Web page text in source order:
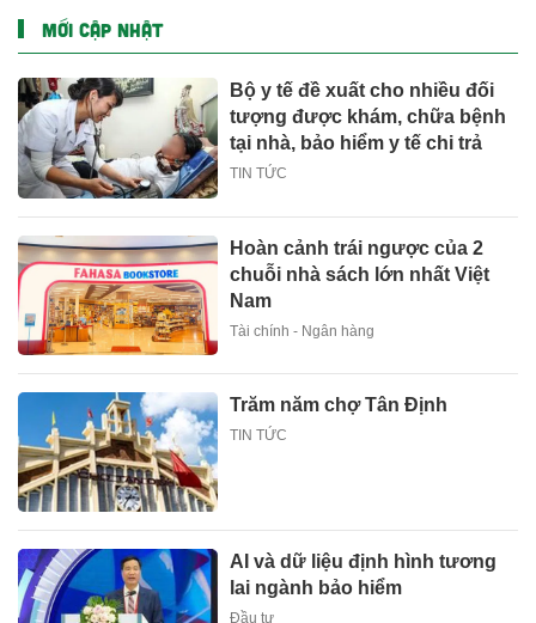
MỚI CẬP NHẬT
Bộ y tế đề xuất cho nhiều đối
tượng được khám, chữa bệnh
tại nhà, bảo hiểm y tế chi trả
TIN TỨC
Hoàn cảnh trái ngược của 2
chuỗi nhà sách lớn nhất Việt
Nam
Tài chính - Ngân hàng
Trăm năm chợ Tân Định
TIN TỨC
AI và dữ liệu định hình tương
lai ngành bảo hiểm
Đầu tư